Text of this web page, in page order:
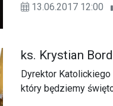
13.06.2017 12:00
ks. Krystian
Dyrektor
który będziemy